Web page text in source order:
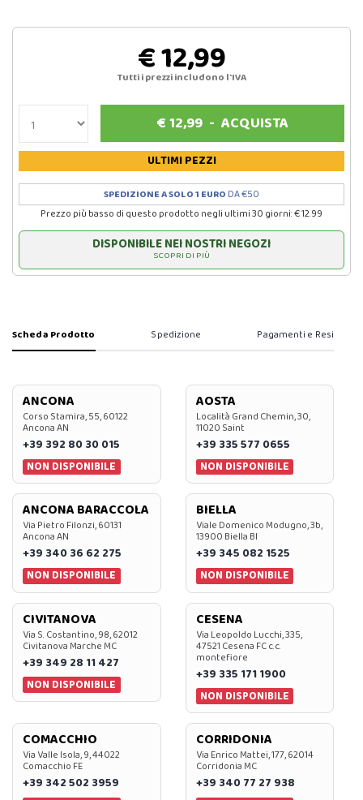
€ 12,99
Tutti i prezzi includono l'IVA
€12,99- ACQUISTA
ULTIMI PEZZI
SPEDIZIONE A SOLO 1 EURO DA €50
Prezzo più basso di questo prodotto negli ultimi 30 giorni: € 12.99
DISPONIBILE NEI NOSTRI NEGOZI
SCOPRI DI PIÙ
Scheda Prodotto Spedizione Pagamenti e Resi
ANCONA
Corso Stamira, 55, 60122
Ancona AN
+39 392 80 30 015
NON DISPONIBILE
AOSTA
Località Grand Chemin, 30,
11020 Saint
+39 335 577 0655
NON DISPONIBILE
ANCONA BARACCOLA
Via Pietro Filonzi, 60131
Ancona AN
+39 340 36 62 275
NON DISPONIBILE
BIELLA
Viale Domenico Modugno, 3b,
13900 Biella BI
+39 345 082 1525
NON DISPONIBILE
CIVITANOVA
Via S. Costantino, 98, 62012
Civitanova Marche MC
+39 349 28 11 427
NON DISPONIBILE
CESENA
Via Leopoldo Lucchi, 335,
47521 Cesena FC c.c.
montefiore
+39 335 171 1900
NON DISPONIBILE
COMACCHIO
Via Valle Isola, 9, 44022
Comacchio FE
+39 342 502 3959
CORRIDONIA
Via Enrico Mattei, 177, 62014
Corridonia MC
+39 340 77 27 938